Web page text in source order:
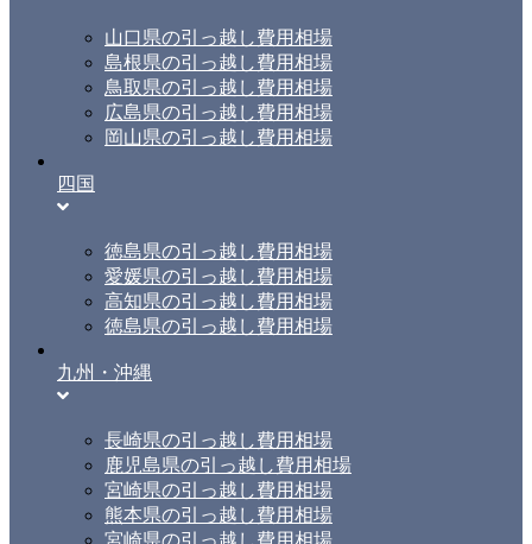
山口県の引っ越し費用相場
島根県の引っ越し費用相場
鳥取県の引っ越し費用相場
広島県の引っ越し費用相場
岡山県の引っ越し費用相場
四国
徳島県の引っ越し費用相場
愛媛県の引っ越し費用相場
高知県の引っ越し費用相場
徳島県の引っ越し費用相場
九州・沖縄
長崎県の引っ越し費用相場
鹿児島県の引っ越し費用相場
宮崎県の引っ越し費用相場
熊本県の引っ越し費用相場
宮崎県の引っ越し費用相場